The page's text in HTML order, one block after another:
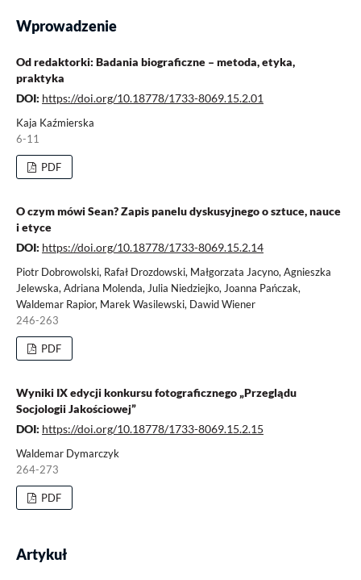
Wprowadzenie
Od redaktorki: Badania biograficzne – metoda, etyka,
praktyka
DOI: https://doi.org/10.18778/1733-8069.15.2.01
Kaja Kaźmierska
6-11
PDF
O czym mówi Sean? Zapis panelu dyskusyjnego o sztuce, nauce
i etyce
DOI: https://doi.org/10.18778/1733-8069.15.2.14
Piotr Dobrowolski, Rafał Drozdowski, Małgorzata Jacyno, Agnieszka
Jelewska, Adriana Molenda, Julia Niedziejko, Joanna Pańczak,
Waldemar Rapior, Marek Wasilewski, Dawid Wiener
246-263
PDF
Wyniki IX edycji konkursu fotograficznego „Przeglądu
Socjologii Jakościowej”
DOI: https://doi.org/10.18778/1733-8069.15.2.15
Waldemar Dymarczyk
264-273
PDF
Artykuł